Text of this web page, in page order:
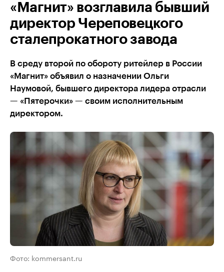
«Магнит» возглавила бывший
директор Череповецкого
сталепрокатного завода
В среду второй по обороту ритейлер в России
«Магнит» объявил о назначении Ольги
Наумовой, бывшего директора лидера отрасли
— «Пятерочки» — своим исполнительным
директором.
Фото: kommersant.ru